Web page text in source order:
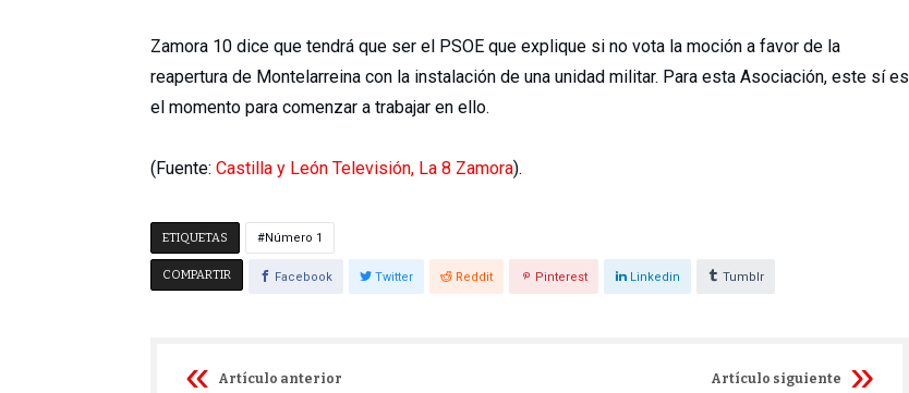
Zamora 10 dice que tendrá que ser el PSOE que explique si no vota la moción a favor de la
reapertura de Montelarreina con la instalación de una unidad militar. Para esta Asociación, este sí es
el momento para comenzar a trabajar en ello.
(Fuente: Castilla y León Televisión, La 8 Zamora).
ETIQUETAS Número 1
COMPARTIR Facebook Twitter Reddit Pinterest Linkedin Tumblr
Artículo anterior Artículo siguiente